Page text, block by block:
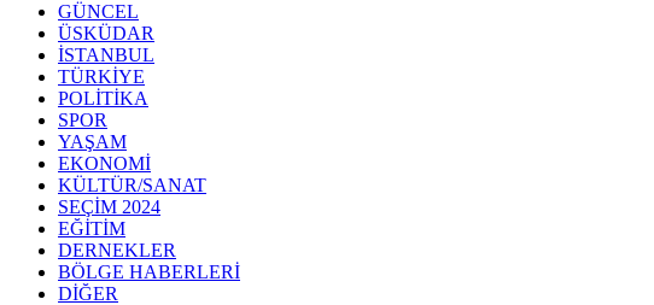
GÜNCEL
ÜSKÜDAR
İSTANBUL
TÜRKİYE
POLİTİKA
SPOR
YAŞAM
EKONOMİ
KÜLTÜR/SANAT
SEÇİM 2024
EĞİTİM
DERNEKLER
BÖLGE HABERLERİ
DİĞER